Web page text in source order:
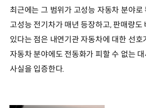
최근에는 그 범위가 고성능 자동차 분야로
고성능 전기차가 매년 등장하고, 판매량도
있다는 점은 내연기관 자동차에 대한 선호
자동차 분야에도 전동화가 피할 수 없는
사실을 입증한다.